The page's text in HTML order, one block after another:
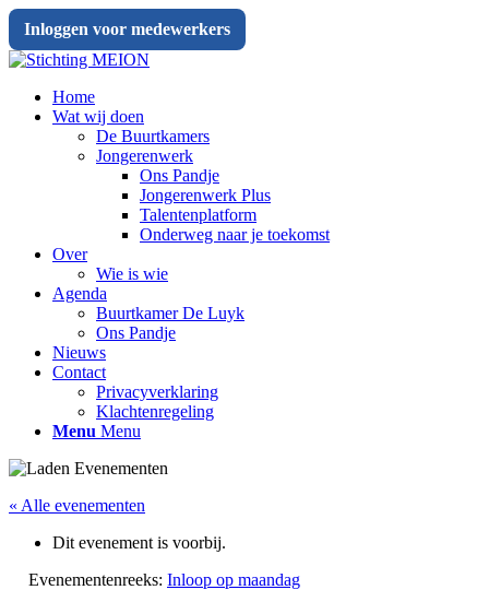
Inloggen voor medewerkers
Home
Wat wij doen
De Buurtkamers
Jongerenwerk
Ons Pandje
Jongerenwerk Plus
Talentenplatform
Onderweg naar je toekomst
Over
Wie is wie
Agenda
Buurtkamer De Luyk
Ons Pandje
Nieuws
Contact
Privacyverklaring
Klachtenregeling
Menu Menu
« Alle evenementen
Dit evenement is voorbij.
Evenementenreeks: Inloop op maandag